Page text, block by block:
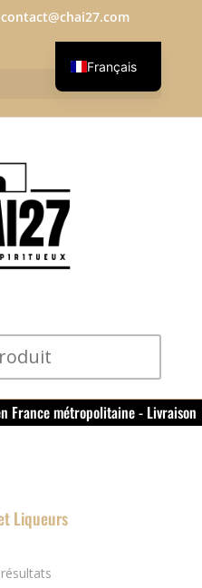
contact@chai27.com
France métropolitaine - Livraison
(16) dès 50€ d'achat
Liqueurs
Trié
Français
English